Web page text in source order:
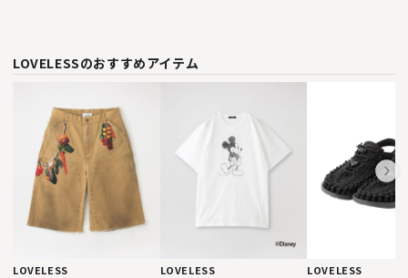
LOVELESSのおすすめアイテム
LOVELESS
LOVELESS
LOVELESS